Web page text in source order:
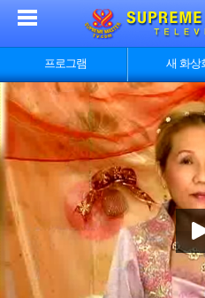
프로그램 새 화상